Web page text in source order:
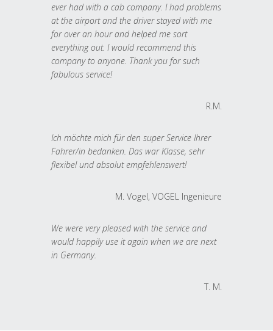
ever had with a cab company. I had problems
at the airport and the driver stayed with me
for over an hour and helped me sort
everything out. I would recommend this
company to anyone. Thank you for such
fabulous service!
R.M.
Ich möchte mich für den super Service Ihrer
Fahrer/in bedanken. Das war Klasse, sehr
flexibel und absolut empfehlenswert!
M. Vogel, VOGEL Ingenieure
We were very pleased with the service and
would happily use it again when we are next
in Germany.
T. M.